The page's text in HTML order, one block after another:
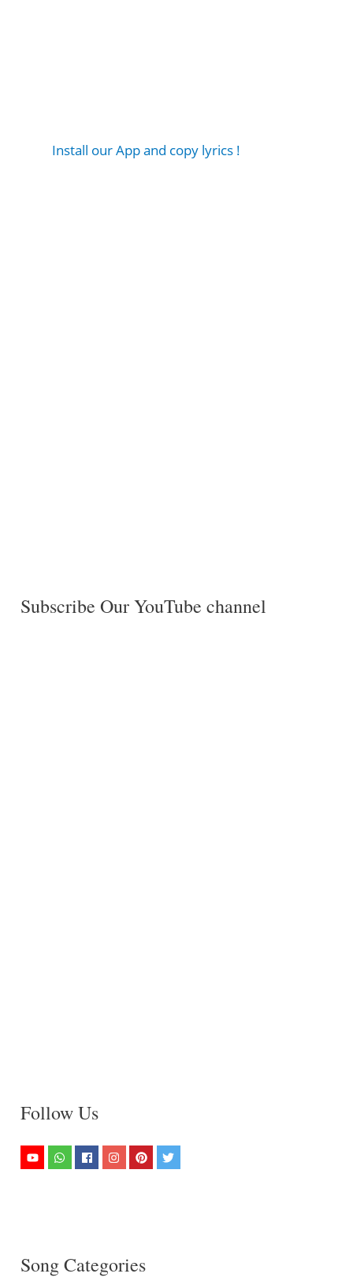
Install our App and copy lyrics !
Subscribe Our YouTube channel
Follow Us
Song Categories